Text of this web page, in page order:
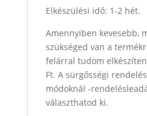
Elkészülési idő: 1-2 hét.
Amennyiben kevesebb,
szükséged van a
felárral tudom
Ft. A sürgősségi
módoknál -
választhatod ki.